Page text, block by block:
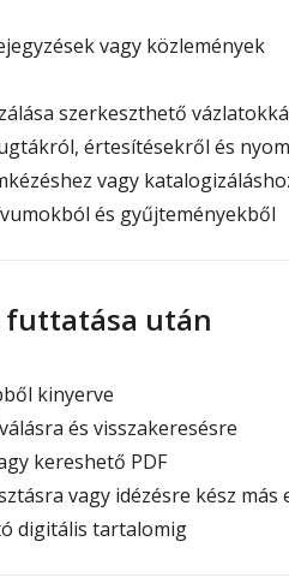
vagy közlemények
szerkeszthető vázlatokká
értesítésekről és
vagy
és gyűjteményekből
futtatása után
kinyerve
és visszakeresésre
kereshető PDF
vagy idézésre kész más
digitális tartalomig